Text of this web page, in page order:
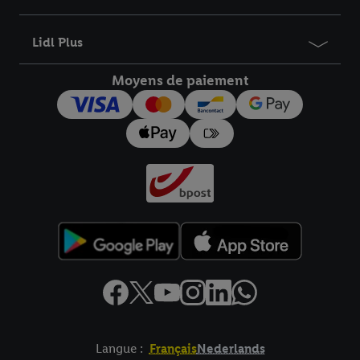
Lidl Plus
Moyens de paiement
Langue : FrançaisNederlands
pour l’avenir dans notre
déclaration relative à la protection des
données.Vous trouverez les impressions ici.